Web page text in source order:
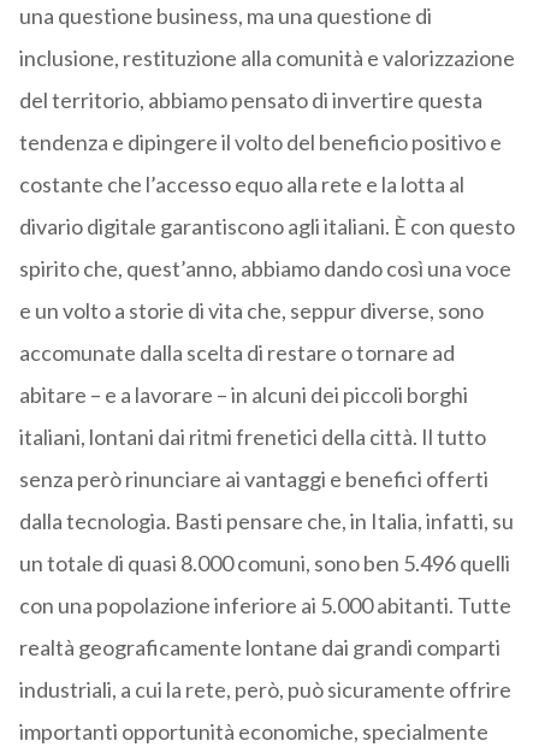
una questione business, ma una questione di
inclusione, restituzione alla comunità e valorizzazione
del territorio, abbiamo pensato di invertire questa
tendenza e dipingere il volto del beneficio positivo e
costante che l’accesso equo alla rete e la lotta al
divario digitale garantiscono agli italiani. È con questo
spirito che, quest’anno, abbiamo dando così una voce
e un volto a storie di vita che, seppur diverse, sono
accomunate dalla scelta di restare o tornare ad
abitare – e a lavorare – in alcuni dei piccoli borghi
italiani, lontani dai ritmi frenetici della città. Il tutto
senza però rinunciare ai vantaggi e benefici offerti
dalla tecnologia. Basti pensare che, in Italia, infatti, su
un totale di quasi 8.000 comuni, sono ben 5.496 quelli
con una popolazione inferiore ai 5.000 abitanti. Tutte
realtà geograficamente lontane dai grandi comparti
industriali, a cui la rete, però, può sicuramente offrire
importanti opportunità economiche, specialmente